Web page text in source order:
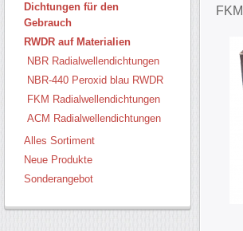
Dichtungen für den
Gebrauch
RWDR auf Materialien
NBR Radialwellendichtungen
NBR-440 Peroxid blau RWDR
FKM Radialwellendichtungen
ACM Radialwellendichtungen
Alles Sortiment
Neue Produkte
Sonderangebot